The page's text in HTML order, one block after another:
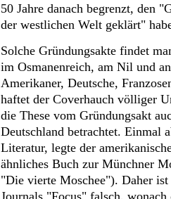
50 Jahre danach begrenzt, den
der westlichen Welt geklärt"
Solche Gründungsakte findet
im Osmanenreich, am Nil und
Amerikaner, Deutsche,
haftet der Coverhauch völliger
die These vom Gründungsakt
Deutschland betrachtet. Einmal
Literatur, legte der
ähnliches Buch zur Münchner
"Die vierte Moschee"). Daher
Journals "Focus" falsch, wonach